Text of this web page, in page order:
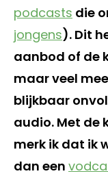
podcasts die
jongens). Dit
aanbod of de
maar veel
blijkbaar
audio. Met de
merk ik dat ik
dan een